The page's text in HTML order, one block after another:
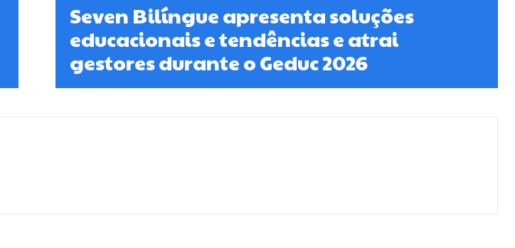
Seven Bilíngue apresenta soluções
educacionais e tendências e atrai
gestores durante o Geduc 2026